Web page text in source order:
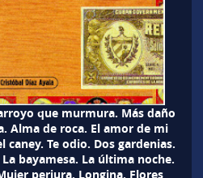
que murmura. Más daño
Alma de roca. El amor de mi
caney. Te odio. Dos gardenias.
bayamesa. La última noche.
perjura. Longina. Flores